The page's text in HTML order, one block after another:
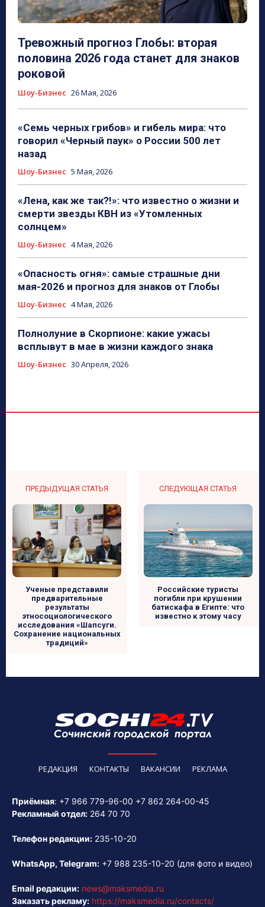
Тревожный прогноз Глобы: вторая
половина 2026 года станет для знаков
роковой
Шоу-Бизнес 26 Мая, 2026
«Семь черных грибов» и гибель мира: что
говорил «Черный паук» о России 500 лет
назад
Шоу-Бизнес 5 Мая, 2026
«Лена, как же так?!»: что известно о жизни и
смерти звезды КВН из «Утомленных
солнцем»
Шоу-Бизнес 4 Мая, 2026
«Опасность огня»: самые страшные дни
мая-2026 и прогноз для знаков от Глобы
Шоу-Бизнес 4 Мая, 2026
Полнолуние в Скорпионе: какие ужасы
всплывут в мае в жизни каждого знака
Шоу-Бизнес 30 Апреля, 2026
ПРЕДЫДУЩАЯ СТАТЬЯ
Ученые представили
предварительные
результаты
этносоциологического
исследования «Шапсуги.
Сохранение национальных
традиций»
СЛЕДУЮЩАЯ СТАТЬЯ
Российские туристы
погибли при крушении
батискафа в Египте: что
известно к этому часу
РЕДАКЦИЯ КОНТАКТЫ ВАКАНСИИ РЕКЛАМА
Приёмная: +7 966 779-96-00 +7 862 264-00-45
Рекламный отдел: 264 70 70
Телефон редакции: 235-10-20
WhatsApp, Telegram: +7 988 235-10-20 (для фото и видео)
Email редакции: news@maksmedia.ru
Заказать рекламу: https://maksmedia.ru/contacts/